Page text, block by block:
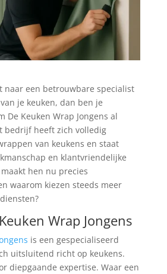
naar een betrouwbare specialist
je keuken, dan ben je
De Keuken Wrap Jongens al
bedrijf heeft zich volledig
van keukens en staat
en klantvriendelijke
hen nu precies
waarom kiezen steeds meer
Wrap Jongens
is een gespecialiseerd
uitsluitend richt op keukens.
diepgaande expertise. Waar een